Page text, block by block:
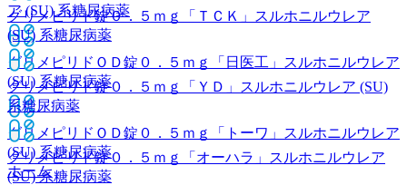
ア (SU) 系糖尿病薬
グリメピリドＯＤ錠０．５ｍｇ「日医工」
スルホニルウレア
(SU) 系糖尿病薬
グリメピリドＯＤ錠０．５ｍｇ「トーワ」
スルホニルウレア
(SU) 系糖尿病薬
ホーム
グリメピリド錠０．５ｍｇ「ＴＣＫ」
スルホニルウレア
(SU) 系糖尿病薬
グリメピリド錠０．５ｍｇ「ＹＤ」
スルホニルウレア (SU)
系糖尿病薬
グリメピリド錠０．５ｍｇ「オーハラ」
スルホニルウレア
(SU) 系糖尿病薬